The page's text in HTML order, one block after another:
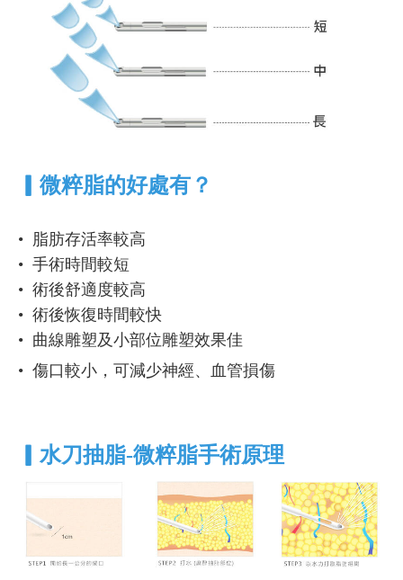
微粹脂的好處有？
• 脂肪存活率較高
• 手術時間較短
• 術後舒適度較高
• 術後恢復時間較快
• 曲線雕塑及小部位雕塑效果佳
• 傷口較小，可減少神經、血管損傷
水刀抽脂-微粹脂手術原理